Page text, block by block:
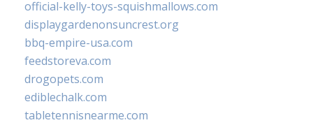
official-kelly-toys-squishmallows.com
displaygardenonsuncrest.org
bbq-empire-usa.com
feedstoreva.com
drogopets.com
ediblechalk.com
tabletennisnearme.com